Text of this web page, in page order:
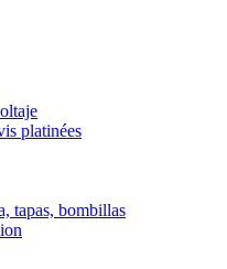
platinées
tapas, bombillas